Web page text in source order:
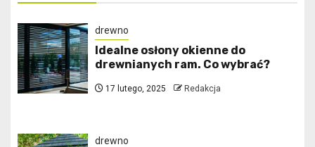
drewno
Idealne osłony okienne do
drewnianych ram. Co wybrać?
17 lutego, 2025 Redakcja
drewno